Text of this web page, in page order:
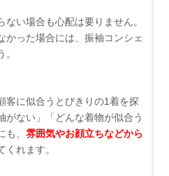
い場合も心配は要りません。
かった場合には、振袖コンシェ
客に似合うとびきりの1着を探
がない」「どんな着物が似合う
、 雰囲気やお顔立ちなどから
くれます。